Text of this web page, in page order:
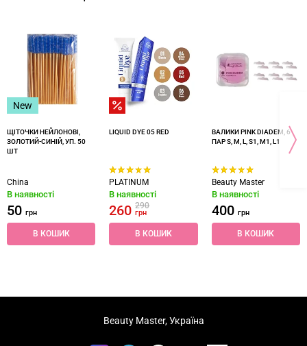
New
ЩІТОЧКИ НЕЙЛОНОВІ,
ЗОЛОТИЙ-СИНІЙ, УП. 50
ШТ
China
В наявності
50 грн
В КОШИК
LIQUID DYE 05 RED
PLATINUM
В наявності
260290
грн
В КОШИК
ВАЛИКИ PINK DIADEM, 6
ПАР S, M, L, S1, M1, L1
Beauty Master
В наявності
400 грн
В КОШИК
Beauty Master, Україна